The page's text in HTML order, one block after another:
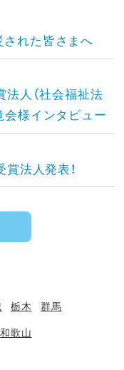
れた皆さまへ
人（社会福祉法
会様インタビュー
法人発表！
栃木 群馬
和歌山